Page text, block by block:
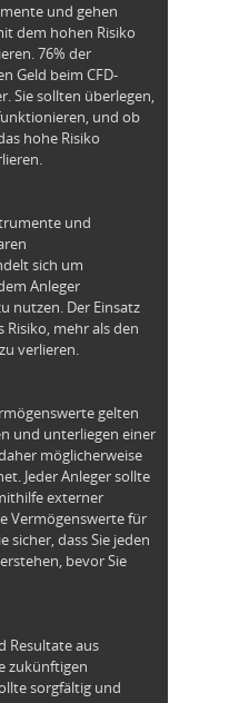
und gehen
dem hohen Risiko
76% der
Geld beim CFD-
Sie sollten überlegen,
und ob
hohe Risiko
und
sich um
Anleger
nutzen. Der Einsatz
mehr als den
verlieren.
gelten
und unterliegen einer
möglicherweise
Jeder Anleger sollte
externer
Vermögenswerte für
sicher, dass Sie jeden
bevor Sie
Resultate aus
zukünftigen
sorgfältig und